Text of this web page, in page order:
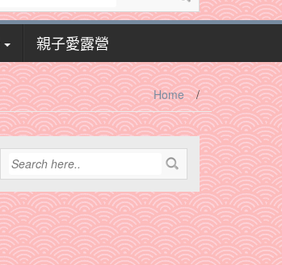
親子愛露營
Home /